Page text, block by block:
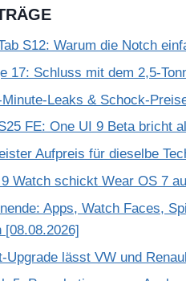
S12: Warum die Notch
17: Schluss mit dem 2,5-
Leaks & Schock-
FE: One UI 9 Beta bricht
Aufpreis für dieselbe
Watch schickt Wear OS 7
Apps, Watch Faces,
[08.08.2026]
Upgrade lässt VW und